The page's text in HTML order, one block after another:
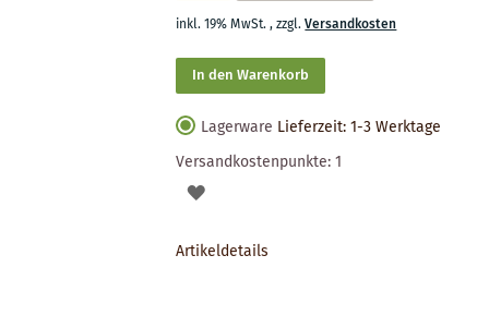
inkl. 19% MwSt.,zzgl.Versandkosten
In den Warenkorb
Lagerware Lieferzeit: 1-3 Werktage
Versandkostenpunkte:1
AUF
Artikeldetails